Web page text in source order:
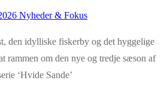
Nyheder & Fokus
den idylliske fiskerby og det hyggelige
rammen om den nye og tredje sæson af
‘Hvide Sande’